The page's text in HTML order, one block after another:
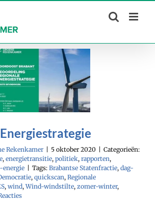
Rekenkamer 5 oktober 2020
Categorieën:
, energietransitie, politiek, rapporten,
energie Tags: Brabantse Statenfractie, dag-
, quickscan, Regionale
, wind,Wind-windstilte, zomer-winter,